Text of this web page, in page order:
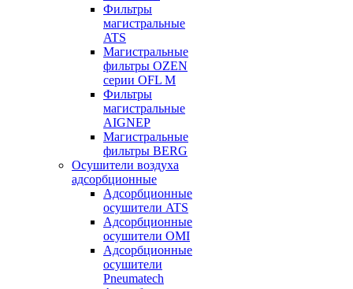
Фильтры
магистральные
ATS
Магистральные
фильтры OZEN
серии OFL M
Фильтры
магистральные
AIGNEP
Магистральные
фильтры BERG
Осушители воздуха
адсорбционные
Адсорбционные
осушители ATS
Адсорбционные
осушители OMI
Адсорбционные
осушители
Pneumatech